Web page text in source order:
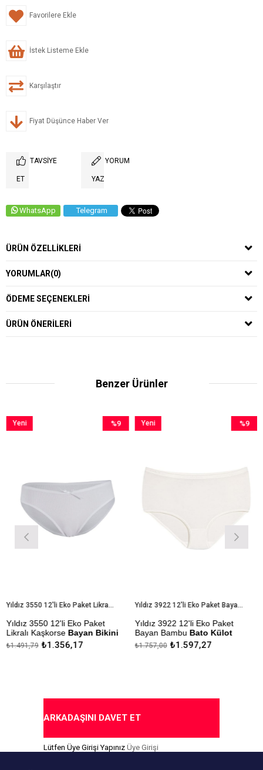
Favorilere Ekle
İstek Listeme Ekle
Karşılaştır
Fiyat Düşünce Haber Ver
TAVSIYE
ET
YORUM
YAZ
WhatsApp Telegram
ÜRÜN ÖZELLIKLERI
YORUMLAR(0)
ÖDEME SEÇENEKLERI
ÜRÜN ÖNERILERI
Benzer Ürünler
Yıldız 3550 12'li Eko Paket Likralı Kaşkorse Bayan Bikini Külot
3550 12'li Eko Paket
KaşkorseBayan Bikini
₺1.356,17
%9
Yeni
Yıldız 3922 12'li Eko Paket Bayan Bambu Bato Külot
Yıldız 3922 12'li Eko Paket
Bayan BambuBato Külot
Çekmezlik Sanfor Testi
₺1.597,27
₺1.757,00
%9
Yeni
ARKADAŞINI DAVET ET
Lütfen Üye Girişi Yapınız Üye Girişi